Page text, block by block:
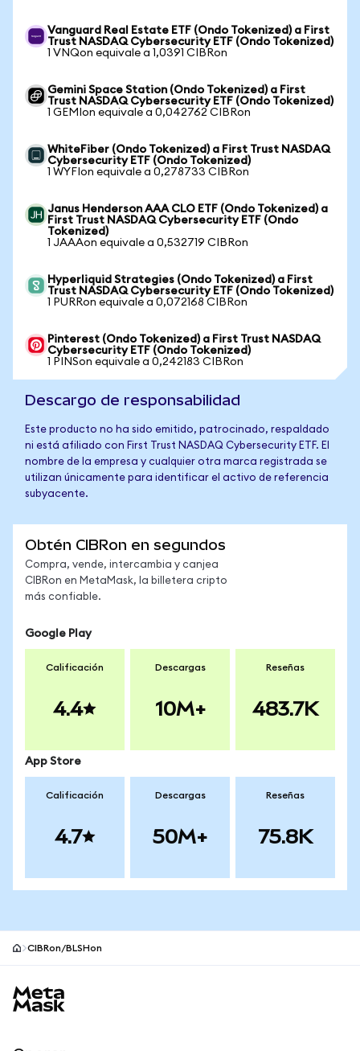
Vanguard Real Estate ETF (Ondo Tokenized) a First
Trust NASDAQ Cybersecurity ETF (Ondo Tokenized)
1 VNQon equivale a 1,0391 CIBRon
Gemini Space Station (Ondo Tokenized) a First
Trust NASDAQ Cybersecurity ETF (Ondo Tokenized)
1 GEMIon equivale a 0,042762 CIBRon
WhiteFiber (Ondo Tokenized) a First Trust NASDAQ
Cybersecurity ETF (Ondo Tokenized)
1 WYFIon equivale a 0,278733 CIBRon
Janus Henderson AAA CLO ETF (Ondo Tokenized) a
First Trust NASDAQ Cybersecurity ETF (Ondo
Tokenized)
1 JAAAon equivale a 0,532719 CIBRon
Hyperliquid Strategies (Ondo Tokenized) a First
Trust NASDAQ Cybersecurity ETF (Ondo Tokenized)
1 PURRon equivale a 0,072168 CIBRon
Pinterest (Ondo Tokenized) a First Trust NASDAQ
Cybersecurity ETF (Ondo Tokenized)
1 PINSon equivale a 0,242183 CIBRon
Descargo de responsabilidad
Este producto no ha sido emitido, patrocinado, respaldado
ni está afiliado con First Trust NASDAQ Cybersecurity ETF. El
nombre de la empresa y cualquier otra marca registrada se
utilizan únicamente para identificar el activo de referencia
subyacente.
Obtén CIBRon en segundos
Compra, vende, intercambia y canjea
CIBRon en MetaMask, la billetera cripto
más confiable.
Google Play
Calificación
4.4
Descargas
10M+
Reseñas
483.7K
App Store
Calificación
4.7
Descargas
50M+
Reseñas
75.8K
CIBRon/BLSHon